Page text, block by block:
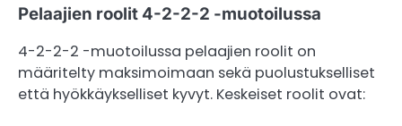
Pelaajien roolit 4-2-2-2 -muotoilussa
4-2-2-2 -muotoilussa pelaajien roolit on
määritelty maksimoimaan sekä puolustukselliset
että hyökkäykselliset kyvyt. Keskeiset roolit ovat: